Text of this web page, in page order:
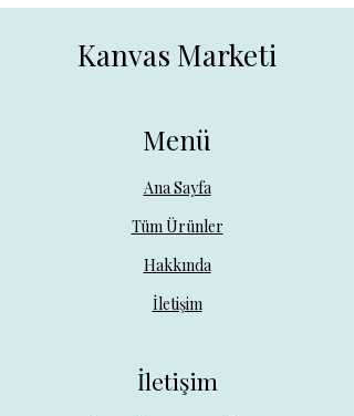
Kanvas Marketi
Menü
Ana Sayfa
Tüm Ürünler
Hakkında
İletişim
İletişim